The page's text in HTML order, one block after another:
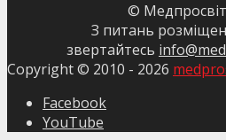
©
З питань
звертайтесь
Copyright © 2010 - 2026
Facebook
YouTube